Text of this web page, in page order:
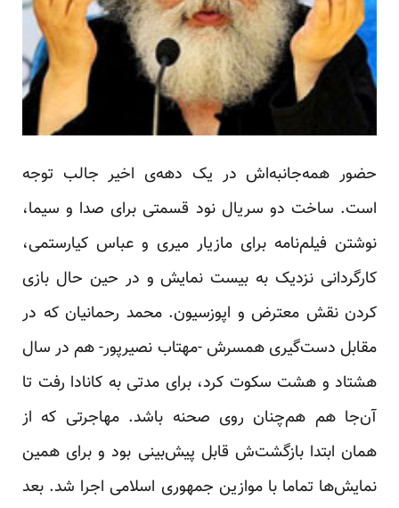
حضور همه‌جانبه‌اش در یک دهه‌ی اخیر جالب توجه
است. ساخت دو سریال نود قسمتی برای صدا و سیما،
نوشتن فیلم‌نامه برای مازیار میری و عباس کیارستمی،
کارگردانی نزدیک به بیست نمایش و در حین حال بازی
کردن نقش معترض و اپوزسیون. محمد رحمانیان که در
مقابل دست‌گیری همسرش -مهتاب نصیرپور- هم در سال
هشتاد و هشت سکوت کرد، برای مدتی به کانادا رفت تا
آن‌جا هم هم‌چنان روی صحنه باشد. مهاجرتی که از
همان ابتدا بازگشت‌ش قابل پیش‌بینی بود و برای همین
نمایش‌ها تماما با موازین جمهوری اسلامی اجرا شد. بعد